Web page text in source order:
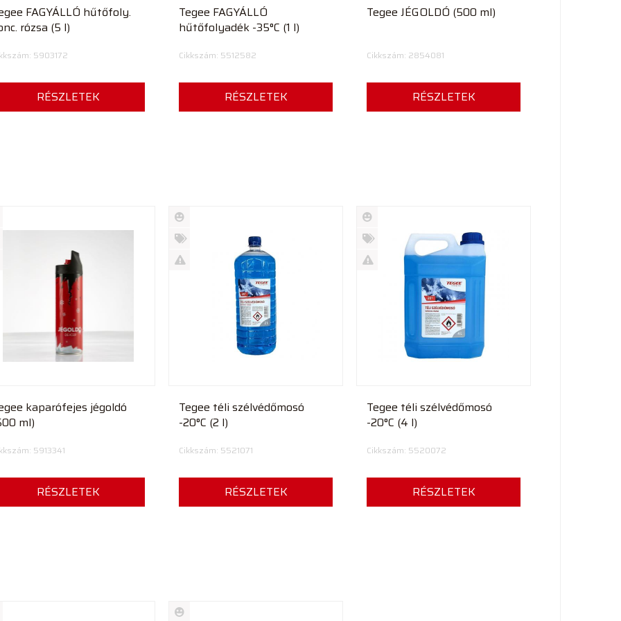
FAGYÁLLÓ hűtőfoly.
rózsa (5 l)
5903172
RÉSZLETEK
Tegee FAGYÁLLÓ
hűtőfolyadék -35°C (1 l)
Cikkszám: 5512582
RÉSZLETEK
Tegee JÉGOLDÓ (500 ml)
Cikkszám: 2854081
RÉSZLETEK
kaparófejes jégoldó
ml)
5913341
RÉSZLETEK
Új
termék
%
Tegee téli szélvédőmosó
-20°C (2 l)
Cikkszám: 5521071
RÉSZLETEK
Új
termék
%
Tegee téli szélvédőmosó
-20°C (4 l)
Cikkszám: 5520072
RÉSZLETEK